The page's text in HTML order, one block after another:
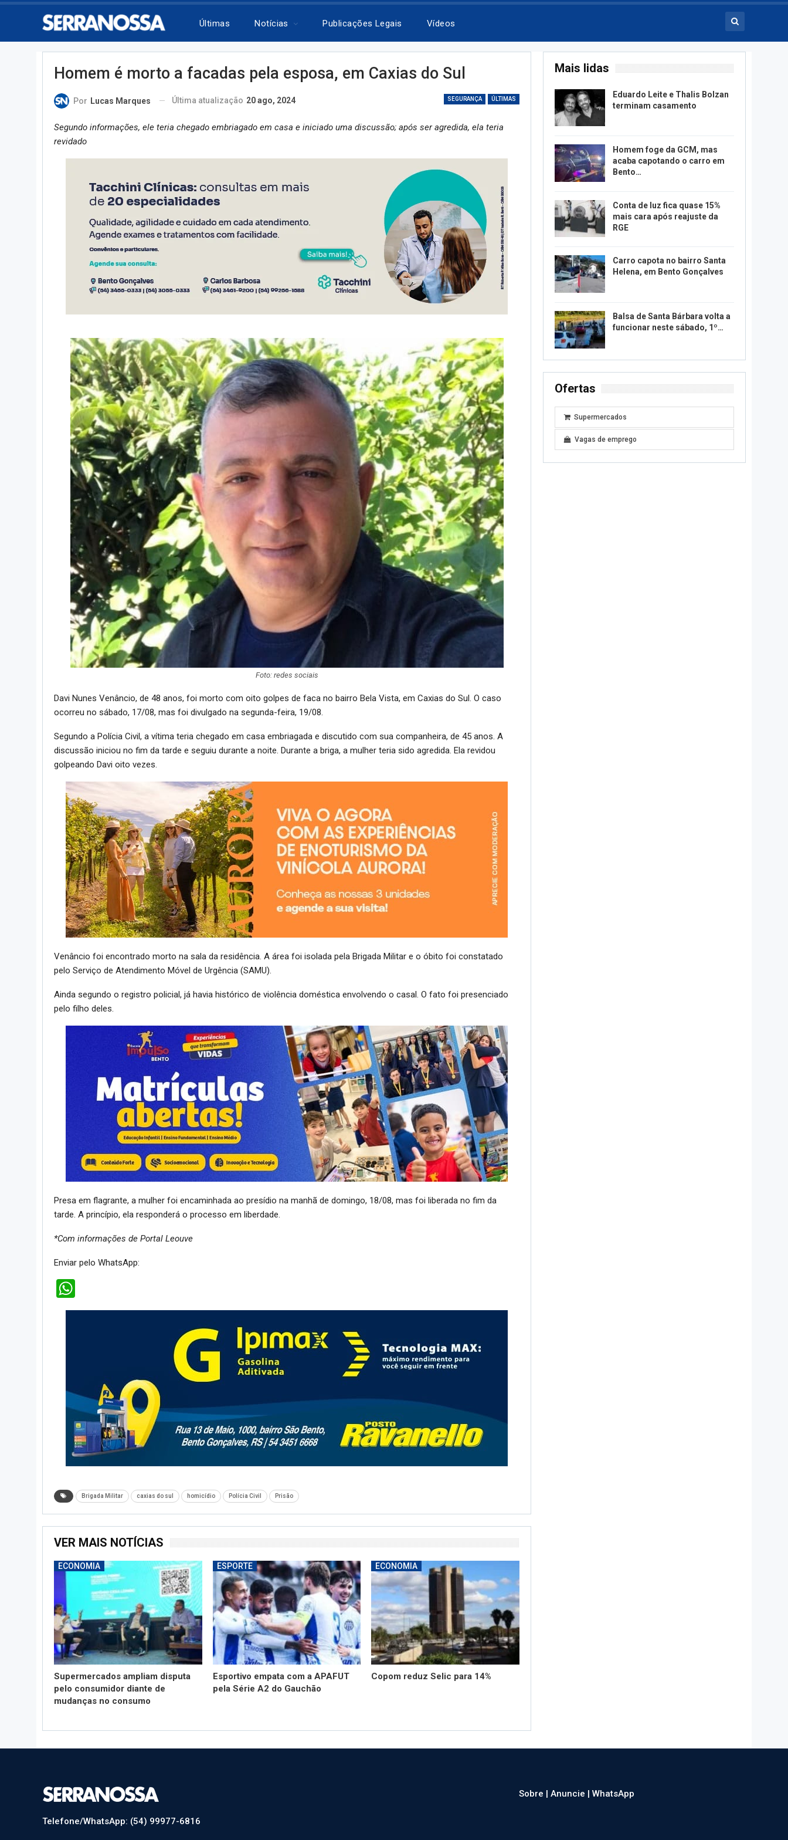
Últimas Notícias Publicações Legais Vídeos
Homem é morto a facadas pela esposa, em Caxias do Sul
SEGURANÇA ÚLTIMAS
Por Lucas Marques Última atualização 20 ago, 2024
Segundo informações, ele teria chegado embriagado em casa e iniciado uma discussão; após ser agredida, ela teria
revidado
Foto: redes sociais
Davi Nunes Venâncio, de 48 anos, foi morto com oito golpes de faca no bairro Bela Vista, em Caxias do Sul. O caso
ocorreu no sábado, 17/08, mas foi divulgado na segunda-feira, 19/08.
Segundo a Polícia Civil, a vítima teria chegado em casa embriagada e discutido com sua companheira, de 45 anos. A
discussão iniciou no fim da tarde e seguiu durante a noite. Durante a briga, a mulher teria sido agredida. Ela revidou
golpeando Davi oito vezes.
Venâncio foi encontrado morto na sala da residência. A área foi isolada pela Brigada Militar e o óbito foi constatado
pelo Serviço de Atendimento Móvel de Urgência (SAMU).
Ainda segundo o registro policial, já havia histórico de violência doméstica envolvendo o casal. O fato foi presenciado
pelo filho deles.
Presa em flagrante, a mulher foi encaminhada ao presídio na manhã de domingo, 18/08, mas foi liberada no fim da
tarde. A princípio, ela responderá o processo em liberdade.
*Com informações de Portal Leouve
Enviar pelo WhatsApp:
Brigada Militar caxias do sul homicídio Polícia Civil Prisão
VER MAIS NOTÍCIAS
ECONOMIA
Supermercados ampliam disputa
pelo consumidor diante de
mudanças no consumo
ESPORTE
Esportivo empata com a APAFUT
pela Série A2 do Gauchão
ECONOMIA
Copom reduz Selic para 14%
Mais lidas
Eduardo Leite e Thalis Bolzan
terminam casamento
Homem foge da GCM, mas
acaba capotando o carro em
Bento…
Conta de luz fica quase 15%
mais cara após reajuste da
RGE
Carro capota no bairro Santa
Helena, em Bento Gonçalves
Balsa de Santa Bárbara volta a
funcionar neste sábado, 1º…
Ofertas
Supermercados
Vagas de emprego
Telefone/WhatsApp: (54) 99977-6816
Sobre |Anuncie |WhatsApp